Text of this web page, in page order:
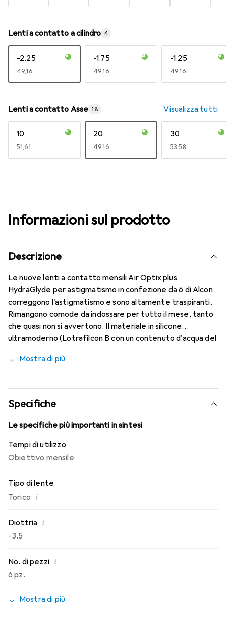
Lenti a contatto a cilindro 4
-2.25
EUR
49,16
-1.75
EUR
49,16
-1.25
EUR
49,16
Lenti a contatto Asse 18 Visualizza tutti
10
EUR
51,61
20
EUR
49,16
30
EUR
53,58
Informazioni sul prodotto
Descrizione
Le nuove lenti a contatto mensili Air Optix plus
HydraGlyde per astigmatismo in confezione da 6 di Alcon
correggono l'astigmatismo e sono altamente traspiranti.
Rimangono comode da indossare per tutto il mese, tanto
che quasi non si avvertono. Il materiale in silicone
ultramoderno (Lotrafilcon B con un contenuto d'acqua del
Matrix e la nota tecnologia SmartShield, garantendo le
Comfort e assenza di fastidi per tutto il giorno con
queste lenti mensili.
Mostra di più
Specifiche
Le specifiche più importanti in sintesi
Tempi di utilizzo
Obiettivo mensile
Tipo di lente
Torico i
Diottria i
-3.5
No. di pezzi i
6 pz.
Mostra di più